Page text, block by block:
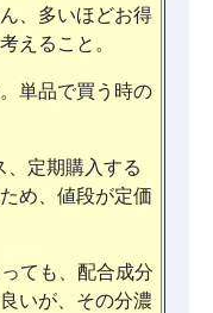
、多いほどお得
えること。
単品で買う時の
定期購入する
め、値段が定価
ても、配合成分
いが、その分濃